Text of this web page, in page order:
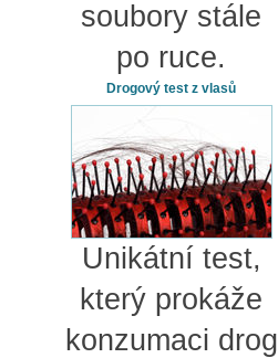
soubory stále
po ruce.
Drogový test z vlasů
Unikátní test,
který prokáže
konzumaci drog